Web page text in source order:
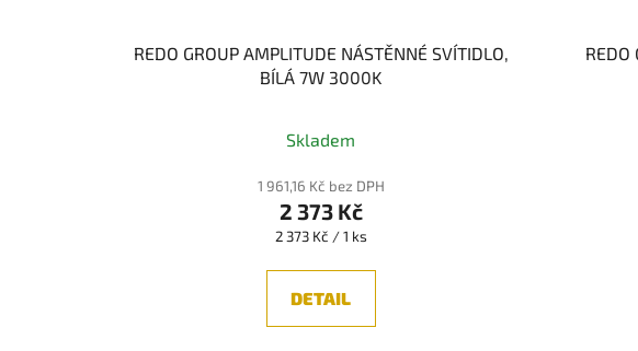
REDO GROUP AMPLITUDE NÁSTĚNNÉ SVÍTIDLO,
BÍLÁ 7W 3000K
Skladem
1 961,16 Kč bez DPH
2 373 Kč
Měrná
2 373 Kč / 1 ks
DETAIL
REDO